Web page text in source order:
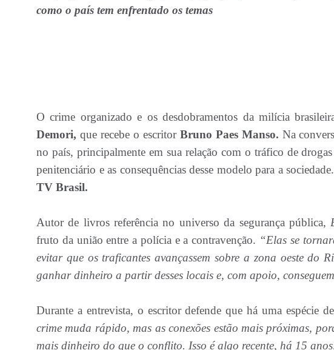
como o país tem enfrentado os temas
O crime organizado e os desdobramentos da milícia
Demori, que recebe o escritorBruno Paes Manso. Na
no país, principalmente em sua relação com o tráfico de
penitenciário e as consequências desse modelo para a
TV Brasil.
Autor de livros referência no universo da segurança pública,
fruto da união entre a polícia e a contravenção. “Elas se
evitar que os traficantes avançassem sobre a zona oeste do
ganhar dinheiro a partir desses locais e, com apoio,
Durante a entrevista, o escritor defende que há uma espécie
crime muda rápido, mas as conexões estão mais próximas,
mais dinheiro do que o conflito. Isso é algo recente, há 15